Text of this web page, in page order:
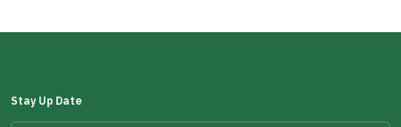
Stay Up Date